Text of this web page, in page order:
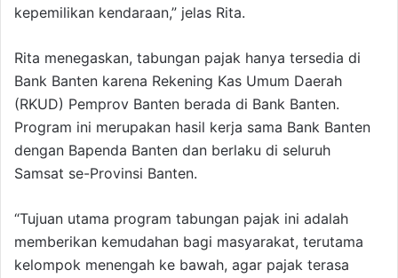
kepemilikan kendaraan,” jelas Rita.
Rita menegaskan, tabungan pajak hanya tersedia di
Bank Banten karena Rekening Kas Umum Daerah
(RKUD) Pemprov Banten berada di Bank Banten.
Program ini merupakan hasil kerja sama Bank Banten
dengan Bapenda Banten dan berlaku di seluruh
Samsat se-Provinsi Banten.
“Tujuan utama program tabungan pajak ini adalah
memberikan kemudahan bagi masyarakat, terutama
kelompok menengah ke bawah, agar pajak terasa